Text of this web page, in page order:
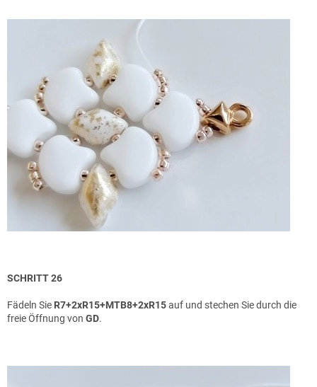
SCHRITT 26
Fädeln Sie R7+2xR15+MTB8+2xR15auf und stechen Sie durch die
freie Öffnung von GD.